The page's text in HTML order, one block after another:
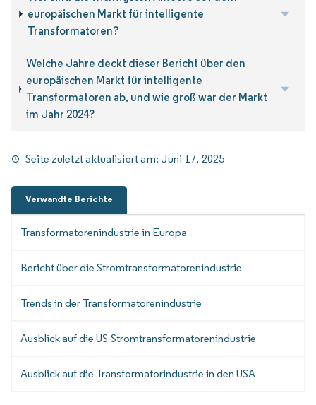
europäischen Markt für intelligente
Transformatoren?
Welche Jahre deckt dieser Bericht über den
europäischen Markt für intelligente
Transformatoren ab, und wie groß war der Markt
im Jahr 2024?
Seite zuletzt aktualisiert am:Juni 17, 2025
Verwandte Berichte
Transformatorenindustrie in Europa
Bericht über die Stromtransformatorenindustrie
Trends in der Transformatorenindustrie
Ausblick auf die US-Stromtransformatorenindustrie
Ausblick auf die Transformatorindustrie in den USA